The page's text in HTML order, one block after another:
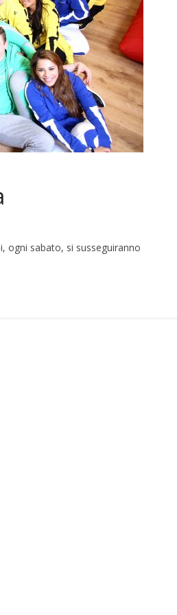
ogni sabato, si susseguiranno